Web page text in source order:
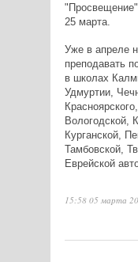
"Просвещение"
25 марта.
Уже в апреле
преподавать
в школах
Удмуртии,
Вологодской,
Курганской,
Тамбовской,
Еврейской
15:58 05 марта